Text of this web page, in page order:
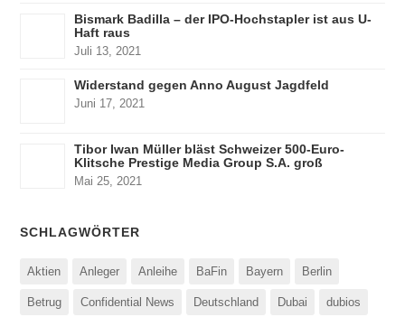
Bismark Badilla – der IPO-Hochstapler ist aus U-
Haft raus
Juli 13, 2021
Widerstand gegen Anno August Jagdfeld
Juni 17, 2021
Tibor Iwan Müller bläst Schweizer 500-Euro-
Klitsche Prestige Media Group S.A. groß
Mai 25, 2021
SCHLAGWÖRTER
Aktien Anleger Anleihe BaFin Bayern Berlin
Betrug Confidential News Deutschland Dubai dubios